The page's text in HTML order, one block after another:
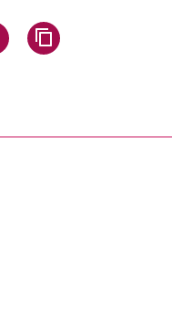
teilen
WhatsApp teilen
Seite über Facebook